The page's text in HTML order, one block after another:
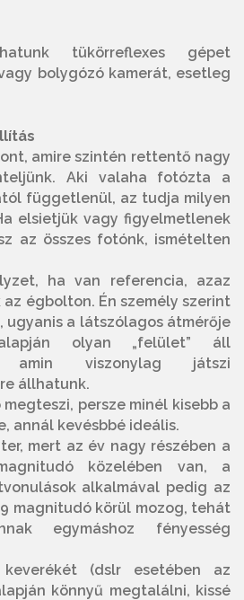
tükörreflexes gépet
bolygózó kamerát, esetleg
amire szintén rettentő nagy
Aki valaha fotózta a
függetlenül, az tudja milyen
elsietjük vagy figyelmetlenek
az összes fotónk, ismételten
ha van referencia, azaz
égbolton. Én személy szerint
ugyanis a látszólagos átmérője
olyan „felület” áll
amin viszonylag játszi
állhatunk.
persze minél kisebb a
annál kevésbbé ideális.
mert az év nagy részében a
közelében van, a
alkalmával pedig az
magnitudó körül mozog, tehát
egymáshoz fényesség
(dslr esetében az
könnyű megtalálni, kissé